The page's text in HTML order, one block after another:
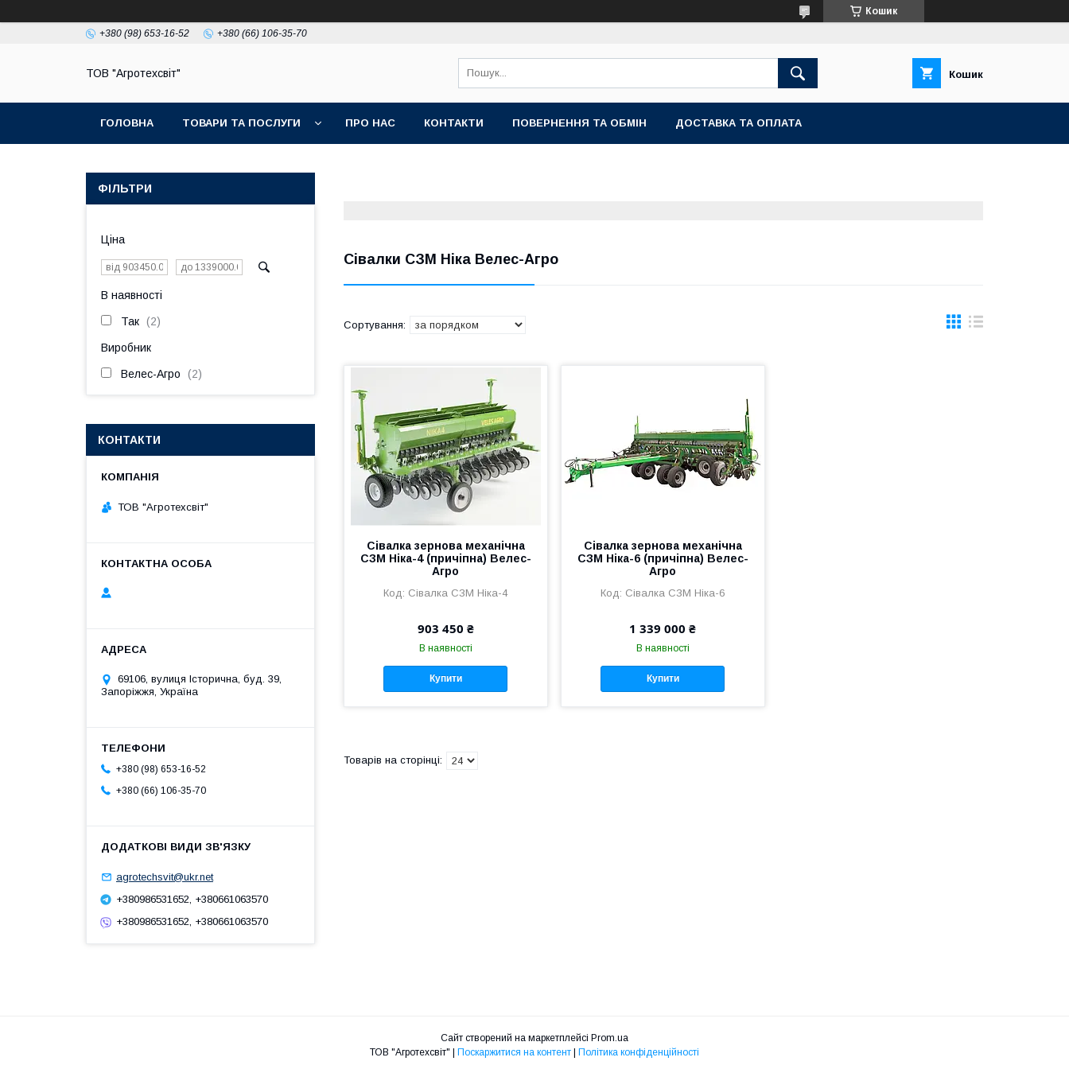
Кошик
+380 (98) 653-16-52 +380 (66) 106-35-70
ТОВ "Агротехсвіт" Кошик
ГОЛОВНА ТОВАРИ ТА ПОСЛУГИ ПРО НАС КОНТАКТИ ПОВЕРНЕННЯ ТА ОБМІН ДОСТАВКА ТА ОПЛАТА
Сівалки СЗМ Ніка Велес-Агро
Сівалка зернова механічна
СЗМ Ніка-4 (причіпна) Велес-
Агро
Сівалка СЗМ Ніка-4
903 450 ₴
В наявності
Купити
Сівалка зернова механічна
СЗМ Ніка-6 (причіпна) Велес-
Агро
Сівалка СЗМ Ніка-6
1 339 000 ₴
В наявності
Купити
ФІЛЬТРИ
Ціна
В наявності
Так 2
Виробник
Велес-Агро 2
КОНТАКТИ
ТОВ "Агротехсвіт"
69106, вулиця Історична, буд. 39,
Запоріжжя, Україна
+380 (98) 653-16-52
+380 (66) 106-35-70
agrotechsvit@ukr.net
+380986531652, +380661063570
+380986531652, +380661063570
Сайт створений на маркетплейсі Prom.ua
ТОВ "Агротехсвіт" | Поскаржитися на контент | Політика конфіденційності